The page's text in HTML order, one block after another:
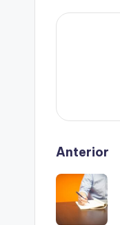
Post
Anterior